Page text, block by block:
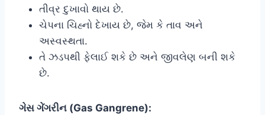
તીવ્ર દુખાવો થાય છે.
ચેપના ચિહ્નો દેખાય છે, જેમ કે તાવ અને
અસ્વસ્થતા.
તે ઝડપથી ફેલાઈ શકે છે અને જીવલેણ બની શકે
છે.
ગેસ ગેંગરીન (Gas Gangrene):